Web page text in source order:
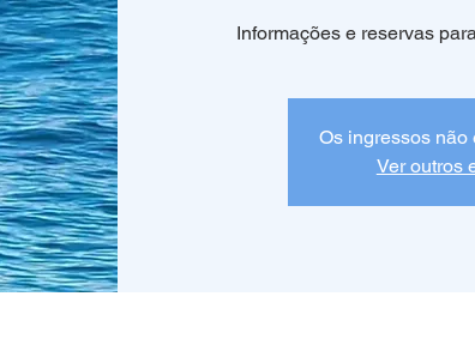
Informações e reservas
Os ingressos não
Ver outros